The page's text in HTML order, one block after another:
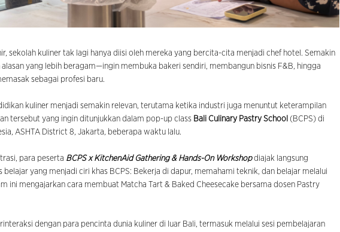
sekolah kuliner tak lagi hanya diisi oleh mereka yang bercita-cita menjadi chef hotel. Semakin
yang lebih beragam—ingin membuka bakeri sendiri, membangun bisnis F&B, hingga
sebagai profesi baru.
kuliner menjadi semakin relevan, terutama ketika industri juga menuntut keterampilan
tersebut yang ingin ditunjukkan dalam pop-up class Bali Culinary Pastry School (BCPS) di
ASHTA District 8, Jakarta, beberapa waktu lalu.
para peserta BCPS x KitchenAid Gathering & Hands-On Workshopdiajak langsung
belajar yang menjadi ciri khas BCPS: Bekerja di dapur, memahami teknik, dan belajar melalui
ini mengajarkan cara membuat Matcha Tart & Baked Cheesecake bersama dosen Pastry
dengan para pencinta dunia kuliner di luar Bali, termasuk melalui sesi pembelajaran